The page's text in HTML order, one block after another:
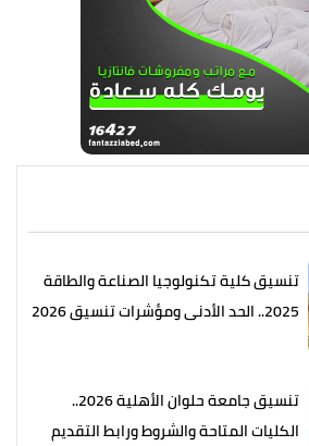
تنسيق كلية تكنولوجيا الصناعة والطاقة
2025.. الحد الأدنى ومؤشرات تنسيق 2026
تنسيق جامعة حلوان الأهلية 2026..
الكليات المتاحة والشروط ورابط التقديم